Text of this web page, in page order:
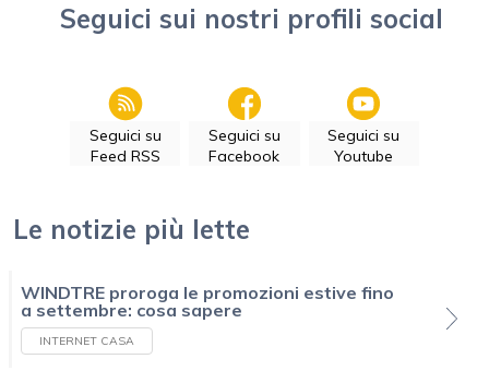
Seguici sui nostri profili social
Seguici su
Feed RSS
Seguici su
Facebook
Seguici su
Youtube
Le notizie più lette
WINDTRE proroga le promozioni estive fino
a settembre: cosa sapere
INTERNET CASA